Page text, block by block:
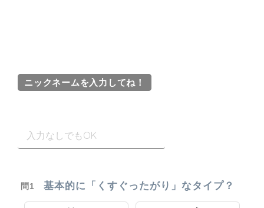
ニックネームを入力してね！
問1 基本的に「くすぐったがり」なタイプ？